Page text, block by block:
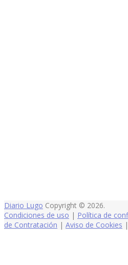
Diario Lugo Copyright © 2026.
Condiciones de uso | Política de
de Contratación | Aviso de Cookies |